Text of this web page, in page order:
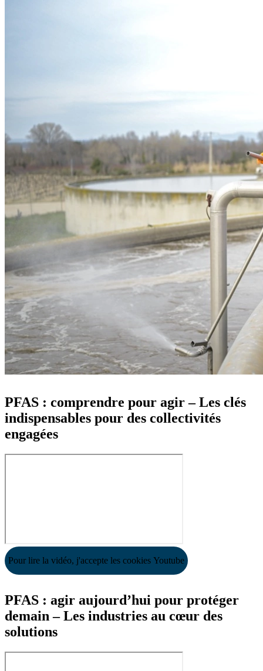
PFAS : comprendre pour agir – Les clés
indispensables pour des collectivités
engagées
Pour lire la vidéo, j'accepte les cookies Youtube
PFAS : agir aujourd’hui pour protéger
demain – Les industries au cœur des
solutions